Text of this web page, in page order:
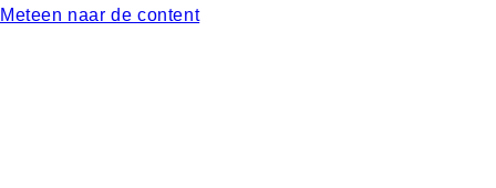
Meteen naar de content